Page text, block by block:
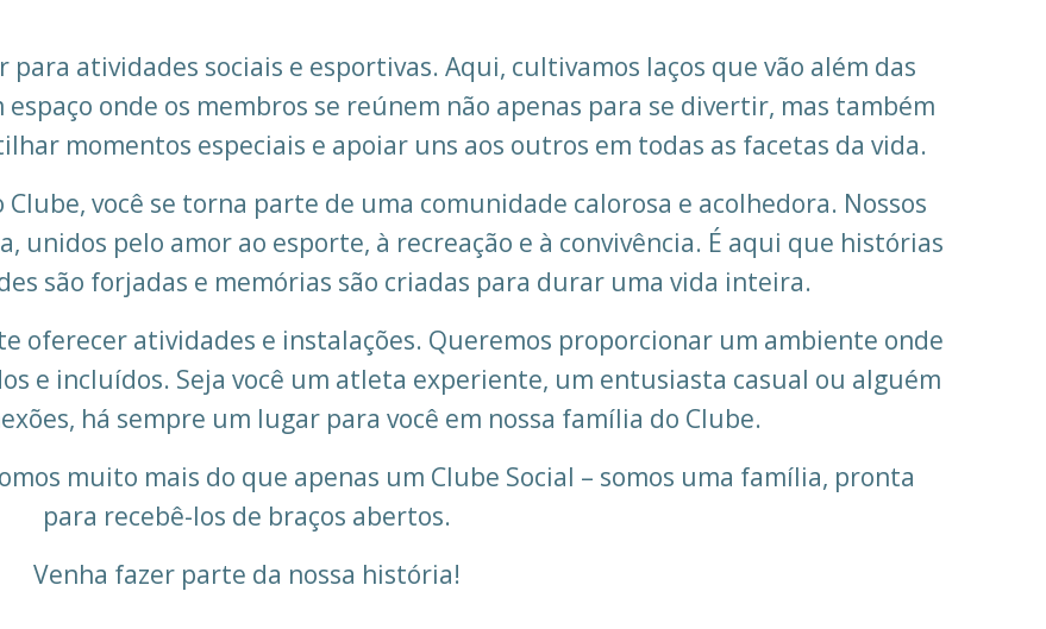
para atividades sociais e esportivas. Aqui, cultivamos laços que vão além das
onde os membros se reúnem não apenas para se divertir, mas também
momentos especiais e apoiar uns aos outros em todas as facetas da vida.
você se torna parte de uma comunidade calorosa e acolhedora. Nossos
unidos pelo amor ao esporte, à recreação e à convivência. É aqui que histórias
são forjadas e memórias são criadas para durar uma vida inteira.
oferecer atividades e instalações. Queremos proporcionar um ambiente onde
e incluídos. Seja você um atleta experiente, um entusiasta casual ou alguém
há sempre um lugar para você em nossa família do Clube.
muito mais do que apenas um Clube Social – somos uma família, pronta
para recebê-los de braços abertos.
Venha fazer parte da nossa história!